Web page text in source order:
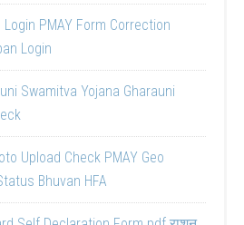
Login PMAY Form Correction
Login
Swamitva Yojana Gharauni
Upload Check PMAY Geo
Bhuvan HFA